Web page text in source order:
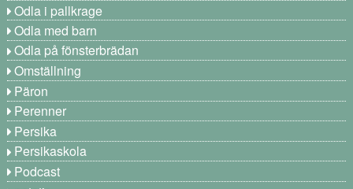
Odla i pallkrage
Odla med barn
Odla på fönsterbrädan
Omställning
Päron
Perenner
Persika
Persikaskola
Podcast